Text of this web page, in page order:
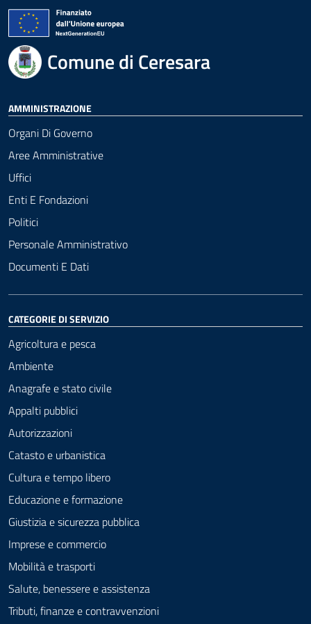
Comune di Ceresara
AMMINISTRAZIONE
Organi Di Governo
Aree Amministrative
Uffici
Enti E Fondazioni
Politici
Personale Amministrativo
Documenti E Dati
CATEGORIE DI SERVIZIO
Agricoltura e pesca
Ambiente
Anagrafe e stato civile
Appalti pubblici
Autorizzazioni
Catasto e urbanistica
Cultura e tempo libero
Educazione e formazione
Giustizia e sicurezza pubblica
Imprese e commercio
Mobilità e trasporti
Salute, benessere e assistenza
Tributi, finanze e contravvenzioni